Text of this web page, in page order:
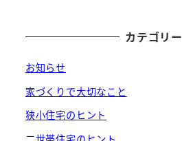
カテゴリー
お知らせ
家づくりで大切なこと
狭小住宅のヒント